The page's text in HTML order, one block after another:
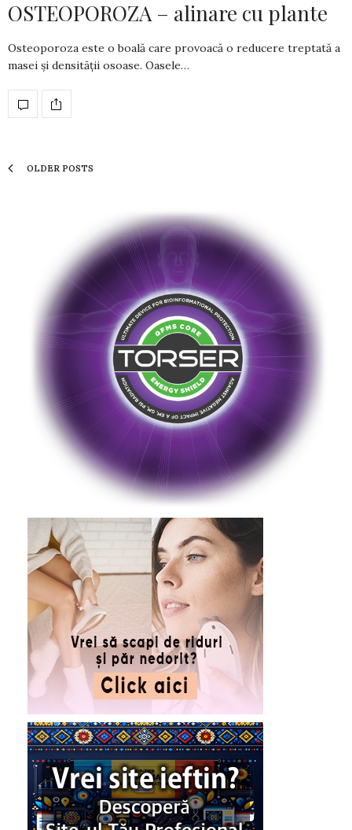
OSTEOPOROZA – alinare cu plante
Osteoporoza este o boală care provoacă o reducere treptată a
masei și densității osoase. Oasele…
OLDER POSTS